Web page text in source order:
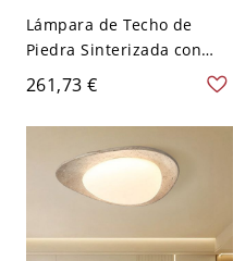
Lámpara de Techo de
Piedra Sinterizada con
Pantalla de Lucite LED,
Montaje Plano para
Dormitorio Estilo
Minimalista, 110V-120V,
Tres Niveles (Luz
Cálida/Blanca/Neutra
261,73 €